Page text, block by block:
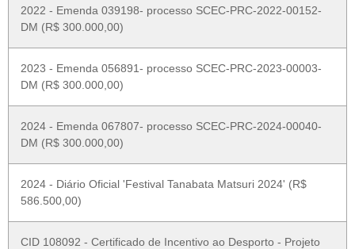
2022 - Emenda 039198- processo SCEC-PRC-2022-00152-
DM (R$ 300.000,00)
2023 - Emenda 056891- processo SCEC-PRC-2023-00003-
DM (R$ 300.000,00)
2024 - Emenda 067807- processo SCEC-PRC-2024-00040-
DM (R$ 300.000,00)
2024 - Diário Oficial 'Festival Tanabata Matsuri 2024' (R$
586.500,00)
CID 108092 - Certificado de Incentivo ao Desporto - Projeto